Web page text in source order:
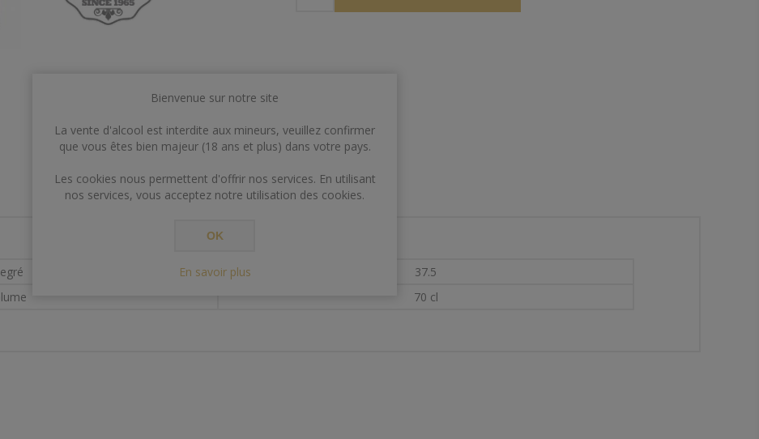
SPECIFICATIONS CONTACT US
37.5
70 cl
Bienvenue sur notre site
La vente d'alcool est interdite aux mineurs, veuillez confirmer
que vous êtes bien majeur (18 ans et plus) dans votre pays.
Les cookies nous permettent d'offrir nos services. En utilisant
nos services, vous acceptez notre utilisation des cookies.
OK
En savoir plus